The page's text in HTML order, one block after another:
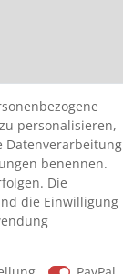
personalisieren,
Datenverarbeitung
benennen.
Die
die Einwilligung